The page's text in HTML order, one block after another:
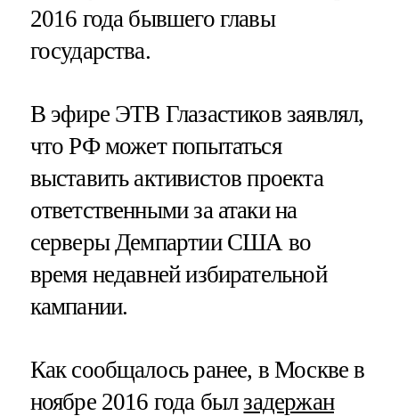
2016 года бывшего главы
государства.
В эфире ЭТВ Глазастиков заявлял,
что РФ может попытаться
выставить активистов проекта
ответственными за атаки на
серверы Демпартии США во
время недавней избирательной
кампании.
Как сообщалось ранее, в Москве в
ноябре 2016 года былзадержан